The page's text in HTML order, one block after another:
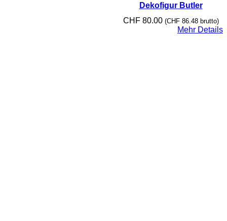
Dekofigur Butler
CHF80.00 (CHF86.48brutto)
Mehr Details